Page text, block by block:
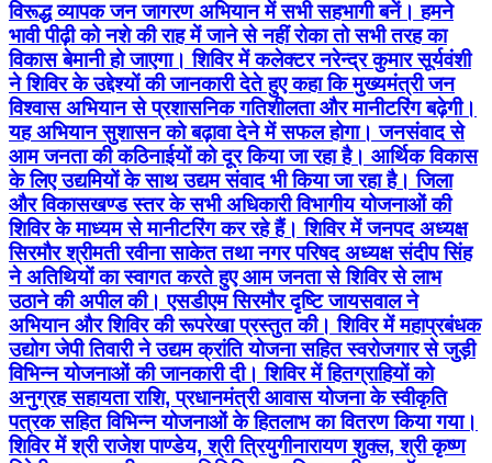
विरूद्ध व्यापक जन जागरण अभियान में सभी सहभागी बनें। हमने
भावी पीढ़ी को नशे की राह में जाने से नहीं रोका तो सभी तरह का
विकास बेमानी हो जाएगा। शिविर में कलेक्टर नरेन्द्र कुमार सूर्यवंशी
ने शिविर के उद्देश्यों की जानकारी देते हुए कहा कि मुख्यमंत्री जन
विश्वास अभियान से प्रशासनिक गतिशीलता और मानीटरिंग बढ़ेगी।
यह अभियान सुशासन को बढ़ावा देने में सफल होगा। जनसंवाद से
आम जनता की कठिनाईयों को दूर किया जा रहा है। आर्थिक विकास
के लिए उद्यमियों के साथ उद्यम संवाद भी किया जा रहा है। जिला
और विकासखण्ड स्तर के सभी अधिकारी विभागीय योजनाओं की
शिविर के माध्यम से मानीटरिंग कर रहे हैं। शिविर में जनपद अध्यक्ष
सिरमौर श्रीमती रवीना साकेत तथा नगर परिषद अध्यक्ष संदीप सिंह
ने अतिथियों का स्वागत करते हुए आम जनता से शिविर से लाभ
उठाने की अपील की। एसडीएम सिरमौर दृष्टि जायसवाल ने
अभियान और शिविर की रूपरेखा प्रस्तुत की। शिविर में महाप्रबंधक
उद्योग जेपी तिवारी ने उद्यम क्रांति योजना सहित स्वरोजगार से जुड़ी
विभिन्न योजनाओं की जानकारी दी। शिविर में हितग्राहियों को
अनुग्रह सहायता राशि, प्रधानमंत्री आवास योजना के स्वीकृति
पत्रक सहित विभिन्न योजनाओं के हितलाभ का वितरण किया गया।
शिविर में श्री राजेश पाण्डेय, श्री त्रियुगीनारायण शुक्ल, श्री कृष्ण